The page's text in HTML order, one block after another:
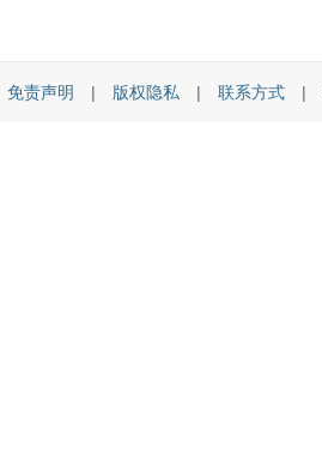
免责声明 | 版权隐私 | 联系方式 |